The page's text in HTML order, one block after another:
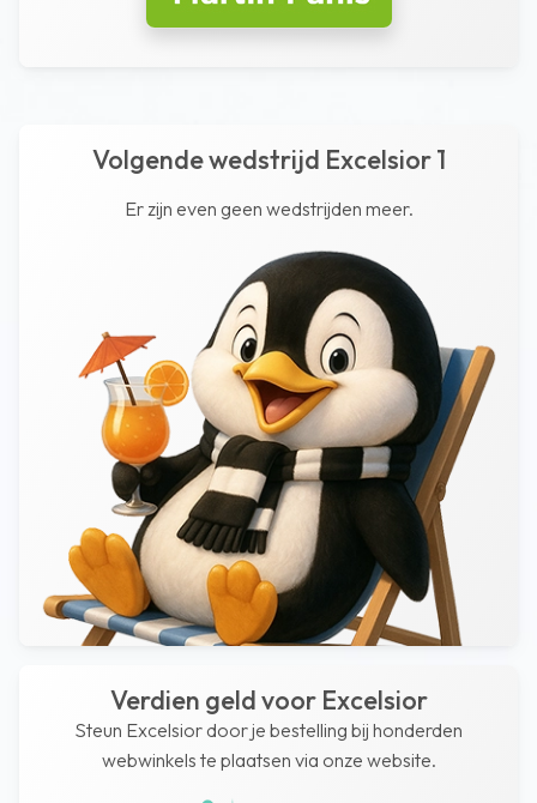
Volgende wedstrijd Excelsior 1
Er zijn even geen wedstrijden meer.
Verdien geld voor Excelsior
Steun Excelsior door je bestelling bij honderden
webwinkels te plaatsen via onze website.